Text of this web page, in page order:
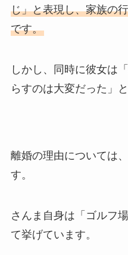
じ」と表現し、家族の
です。
しかし、同時に彼女は
らすのは大変だった」
離婚の理由については
す。
さんま自身は「ゴルフ
て挙げています。